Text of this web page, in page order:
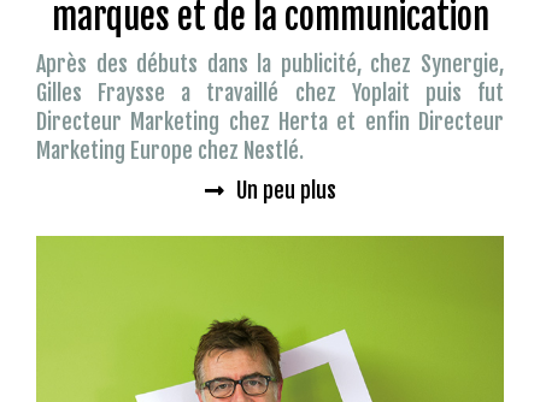
marques et de la communication
Après des débuts dans la publicité, chez Synergie,
Gilles Fraysse a travaillé chez Yoplait puis fut
Directeur Marketing chez Herta et enfin Directeur
Marketing Europe chez Nestlé.
Un peu plus